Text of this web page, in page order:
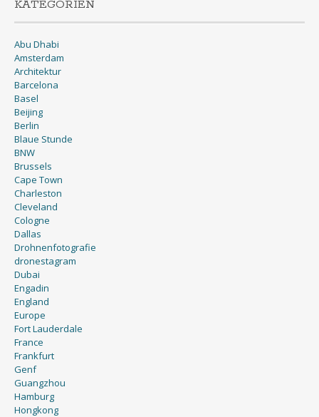
KATEGORIEN
Abu Dhabi
Amsterdam
Architektur
Barcelona
Basel
Beijing
Berlin
Blaue Stunde
BNW
Brussels
Cape Town
Charleston
Cleveland
Cologne
Dallas
Drohnenfotografie
dronestagram
Dubai
Engadin
England
Europe
Fort Lauderdale
France
Frankfurt
Genf
Guangzhou
Hamburg
Hongkong